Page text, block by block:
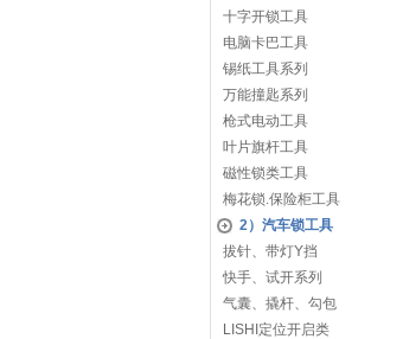
十字开锁工具
电脑卡巴工具
锡纸工具系列
万能撞匙系列
枪式电动工具
叶片旗杆工具
磁性锁类工具
梅花锁.保险柜工具
2）汽车锁工具
拔针、带灯Y挡
快手、试开系列
气囊、撬杆、勾包
LISHI定位开启类